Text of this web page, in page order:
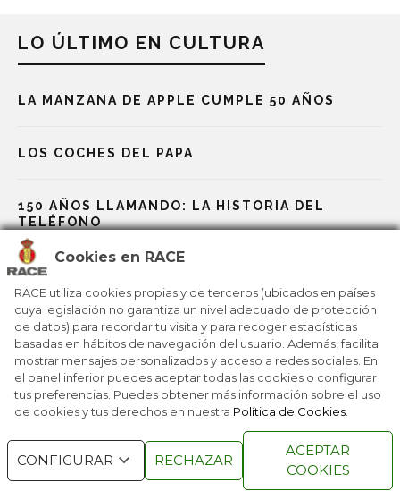
Cookies en RACE
RACE utiliza cookies propias y de terceros (ubicados en países
cuya legislación no garantiza un nivel adecuado de protección
de datos) para recordar tu visita y para recoger estadísticas
basadas en hábitos de navegación del usuario. Además, facilita
mostrar mensajes personalizados y acceso a redes sociales. En
el panel inferior puedes aceptar todas las cookies o configurar
tus preferencias. Puedes obtener más información sobre el uso
de cookies y tus derechos en nuestra Política de Cookies
CONFIGURAR RECHAZAR
ACEPTAR
COOKIES
LO ÚLTIMO EN CULTURA
LA MANZANA DE APPLE CUMPLE 50 AÑOS
LOS COCHES DEL PAPA
150 AÑOS LLAMANDO: LA HISTORIA DEL
TELÉFONO
GAUDÍ, EL GENIO QUE REDISEÑÓ BARCELONA
BOHEMIAN RHAPSODY, UN HIMNO ENTRE
ÓPERA Y ROCK
TODOS LOS DERECHOS
RESERVADOS